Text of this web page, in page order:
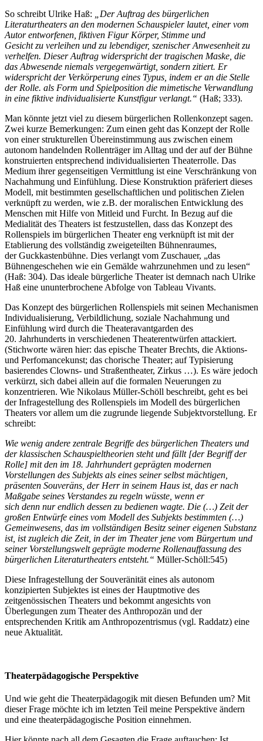
So schreibt Ulrike Haß: „Der Auftrag des bürgerlichen
Literaturtheaters an den modernen Schauspieler lautet, einer vom
Autor entworfenen, fiktiven Figur Körper, Stimme und
Gesicht zu verleihen und zu lebendiger, szenischer Anwesenheit zu
verhelfen. Dieser Auftrag widerspricht der tragischen Maske, die
das Abwesende niemals vergegenwärtigt, sondern zitiert. Er
widerspricht der Verkörperung eines Typus, indem er an die Stelle
der Rolle. als Form und Spielposition die mimetische Verwandlung
in eine fiktive individualisierte Kunstfigur verlangt.“ (Haß; 333).
Man könnte jetzt viel zu diesem bürgerlichen Rollenkonzept sagen.
Zwei kurze Bemerkungen: Zum einen geht das Konzept der Rolle
von einer strukturellen Übereinstimmung aus zwischen einem
autonom handelnden Rollenträger im Alltag und der auf der Bühne
konstruierten entsprechend individualisierten Theaterrolle. Das
Medium ihrer gegenseitigen Vermittlung ist eine Verschränkung von
Nachahmung und Einfühlung. Diese Konstruktion präferiert dieses
Modell, mit bestimmten gesellschaftlichen und politischen Zielen
verknüpft zu werden, wie z.B. der moralischen Entwicklung des
Menschen mit Hilfe von Mitleid und Furcht. In Bezug auf die
Medialität des Theaters ist festzustellen, dass das Konzept des
Rollenspiels im bürgerlichen Theater eng verknüpft ist mit der
Etablierung des vollständig zweigeteilten Bühnenraumes,
der Guckkastenbühne. Dies verlangt vom Zuschauer, „das
Bühnengeschehen wie ein Gemälde wahrzunehmen und zu lesen“
(Haß: 304). Das ideale bürgerliche Theater ist demnach nach Ulrike
Haß eine ununterbrochene Abfolge von Tableau Vivants.
Das Konzept des bürgerlichen Rollenspiels mit seinen Mechanismen
Individualisierung, Verbildlichung, soziale Nachahmung und
Einfühlung wird durch die Theateravantgarden des
20. Jahrhunderts in verschiedenen Theaterentwürfen attackiert.
(Stichworte wären hier: das epische Theater Brechts, die Aktions-
und Perfomancekunst; das chorische Theater; auf Typisierung
basierendes Clowns- und Straßentheater, Zirkus …). Es wäre jedoch
verkürzt, sich dabei allein auf die formalen Neuerungen zu
konzentrieren. Wie Nikolaus Müller-Schöll beschreibt, geht es bei
der Infragestellung des Rollenspiels im Modell des bürgerlichen
Theaters vor allem um die zugrunde liegende Subjektvorstellung. Er
schreibt:
Wie wenig andere zentrale Begriffe des bürgerlichen Theaters und
der klassischen Schauspieltheorien steht und fällt [der Begriff der
Rolle] mit den im 18. Jahrhundert geprägten modernen
Vorstellungen des Subjekts als eines seiner selbst mächtigen,
präsenten Souveräns, der Herr in seinem Haus ist, das er nach
Maßgabe seines Verstandes zu regeln wüsste, wenn er
sich denn nur endlich dessen zu bedienen wagte. Die (…) Zeit der
großen Entwürfe eines vom Modell des Subjekts bestimmten (…)
Gemeinwesens, das im vollständigen Besitz seiner eigenen Substanz
ist, ist zugleich die Zeit, in der im Theater jene vom Bürgertum und
seiner Vorstellungswelt geprägte moderne Rollenauffassung des
bürgerlichen Literaturtheaters entsteht.“ Müller-Schöll:545)
Diese Infragestellung der Souveränität eines als autonom
konzipierten Subjektes ist eines der Hauptmotive des
zeitgenössischen Theaters und bekommt angesichts von
Überlegungen zum Theater des Anthropozän und der
entsprechenden Kritik am Anthropozentrismus (vgl. Raddatz) eine
neue Aktualität.
Theaterpädagogische Perspektive
Und wie geht die Theaterpädagogik mit diesen Befunden um? Mit
dieser Frage möchte ich im letzten Teil meine Perspektive ändern
und eine theaterpädagogische Position einnehmen.